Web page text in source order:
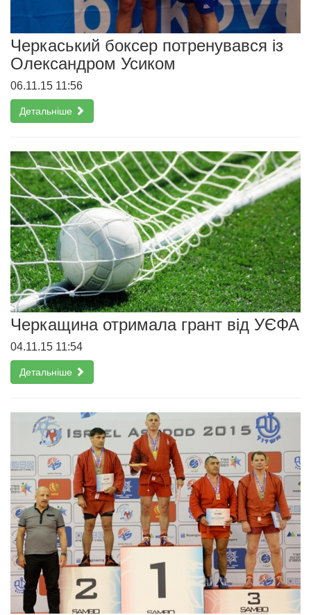
Черкаський боксер потренувався із
Олександром Усиком
06.11.15 11:56
Детальніше
Черкащина отримала грант від УЄФА
04.11.15 11:54
Детальніше